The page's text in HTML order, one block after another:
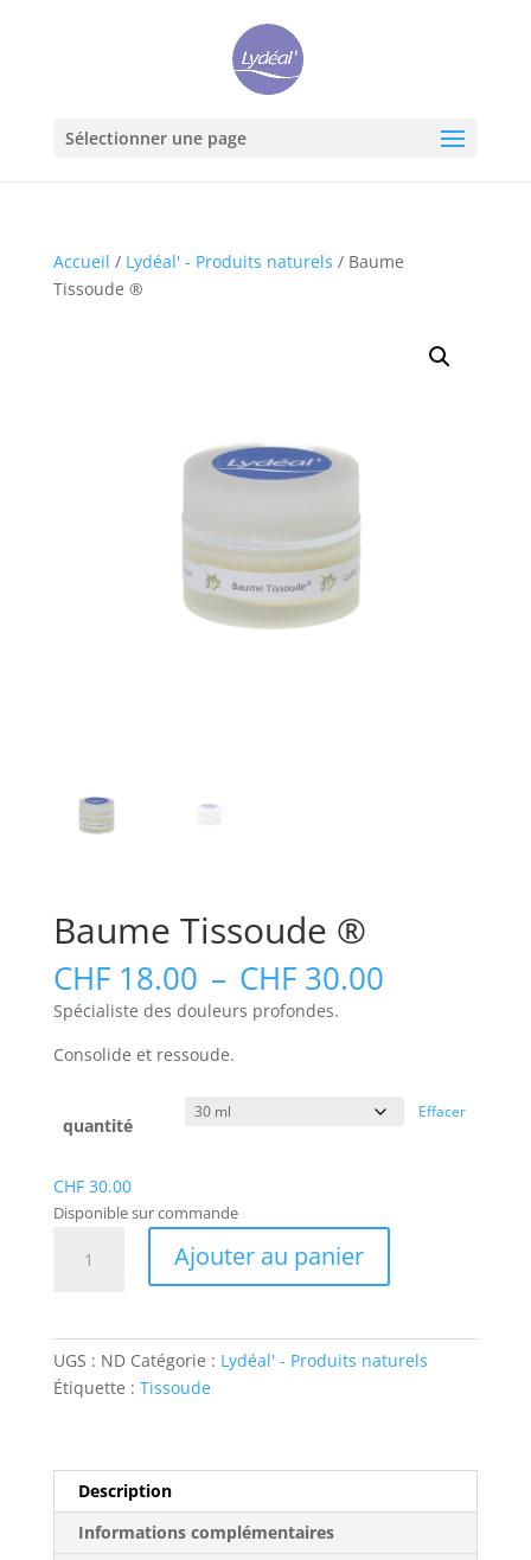
Sélectionner une page
Accueil / Lydéal' - Produits naturels / Baume
Tissoude ®
Baume Tissoude ®
CHF18.00 – CHF30.00Plage
CHF 30.00
Spécialiste des douleurs profondes.
Consolide et ressoude.
quantité
Effacer
CHF30.00
Disponible sur commande
Ajouter au panier
UGS : ND Catégorie : Lydéal' - Produits naturels
Étiquette : Tissoude
Description
Informations complémentaires